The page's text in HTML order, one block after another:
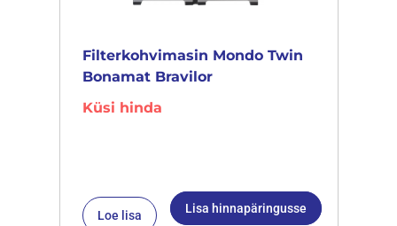
Filterkohvimasin Mondo Twin
Bonamat Bravilor
Küsi hinda
Loe lisa Lisa hinnapäringusse